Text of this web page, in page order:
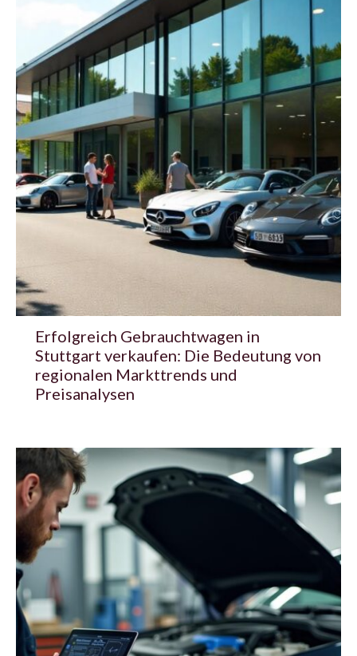
Erfolgreich Gebrauchtwagen in
Stuttgart verkaufen: Die Bedeutung von
regionalen Markttrends und
Preisanalysen